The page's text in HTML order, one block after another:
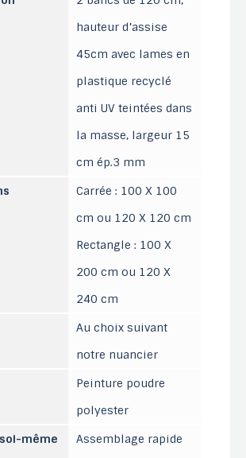
hauteur d’assise
45cm avec lames en
plastique recyclé
anti UV teintées dans
la masse, largeur 15
cm ép.3 mm
Carrée : 100 X 100
cm ou 120 X 120 cm
Rectangle : 100 X
200 cm ou 120 X
240 cm
Au choix suivant
notre nuancier
Peinture poudre
polyester
même
Assemblage rapide